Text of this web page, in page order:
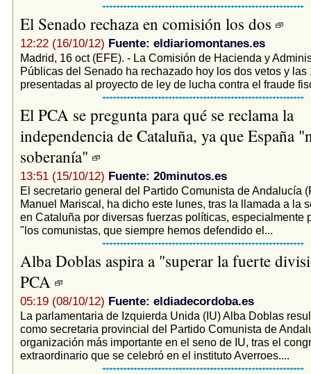
El Senado rechaza en comisión los dos
12:22 (16/10/12) Fuente: eldiariomontanes.es
Madrid, 16 oct (EFE). - La Comisión de Hacienda y
Públicas del Senado ha rechazado hoy los dos vetos y las
presentadas al proyecto de ley de lucha contra el fraude
El PCA se pregunta para qué se reclama la
independencia de Cataluña, ya que España
soberanía"
13:51 (15/10/12) Fuente: 20minutos.es
El secretario general del Partido Comunista de Andalucía
Manuel Mariscal, ha dicho este lunes, tras la llamada a la
en Cataluña por diversas fuerzas políticas, especialmente
"los comunistas, que siempre hemos defendido el...
Alba Doblas aspira a "superar la fuerte
PCA
05:19 (08/10/12) Fuente: eldiadecordoba.es
La parlamentaria de Izquierda Unida (IU) Alba Doblas
como secretaria provincial del Partido Comunista de
organización más importante en el seno de IU, tras el
extraordinario que se celebró en el instituto Averroes....